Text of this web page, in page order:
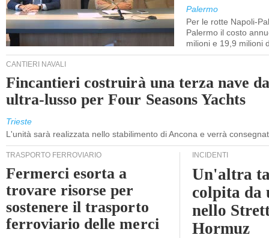
Palermo
Per le rotte Napoli-
Palermo il costo
milioni e 19,9 milioni
CANTIERI NAVALI
Fincantieri costruirà una terza nave
ultra-lusso per Four Seasons Yachts
Trieste
L'unità sarà realizzata nello stabilimento di Ancona e verrà
TRASPORTO FERROVIARIO
Fermerci esorta a
trovare risorse per
sostenere il trasporto
ferroviario delle merci
INCIDENTI
Un'altra
colpita da
nello
Hormuz